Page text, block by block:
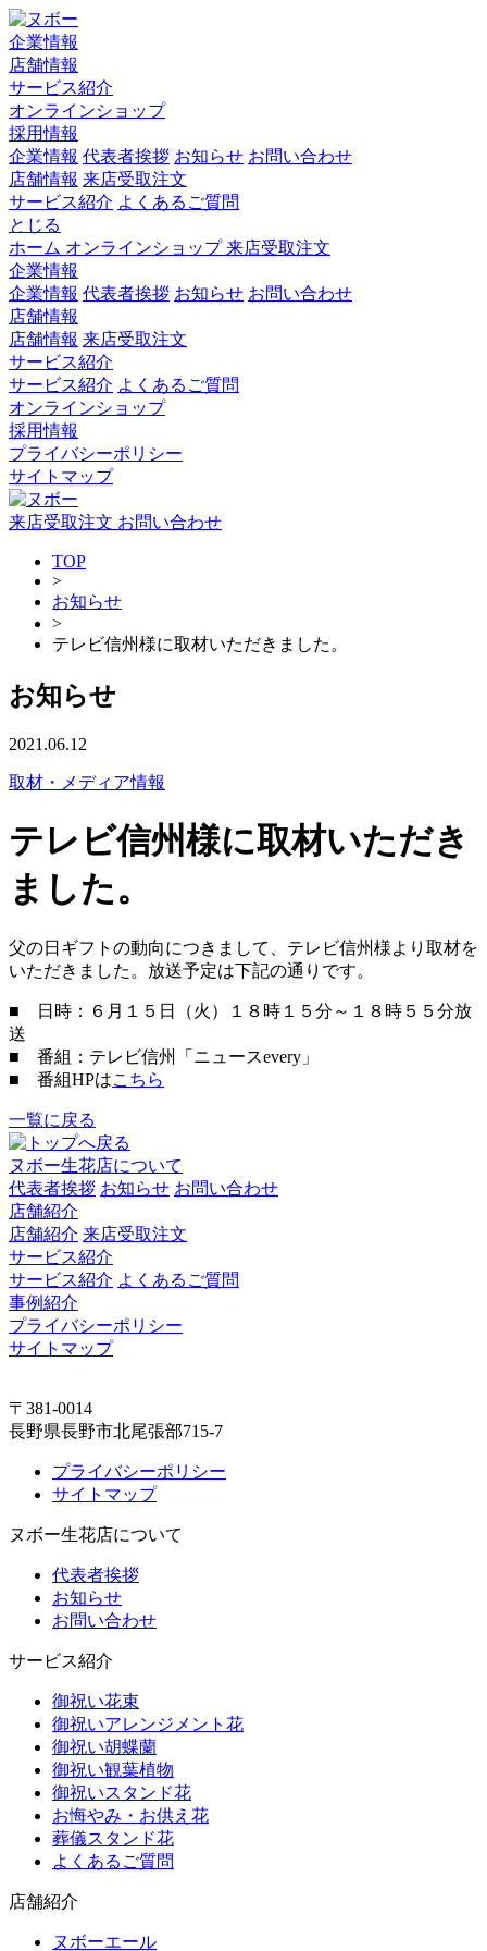
企業情報
店舗情報
サービス紹介
オンラインショップ
採用情報
企業情報 代表者挨拶 お知らせ お問い合わせ
店舗情報 来店受取注文
サービス紹介 よくあるご質問
とじる
ホーム オンラインショップ来店受取注文
企業情報
企業情報 代表者挨拶 お知らせ お問い合わせ
店舗情報
店舗情報 来店受取注文
サービス紹介
サービス紹介 よくあるご質問
オンラインショップ
採用情報
プライバシーポリシー
サイトマップ
来店受取注文 お問い合わせ
TOP
>
お知らせ
>
テレビ信州様に取材いただきました。
お知らせ
2021.06.12
取材・メディア情報
テレビ信州様に取材いただき
ました。
父の日ギフトの動向につきまして、テレビ信州様より取材を
いただきました。放送予定は下記の通りです。
■ 日時：６月１５日（火）１８時１５分～１８時５５分放
送
■ 番組：テレビ信州「ニュースevery」
■ 番組HPはこちら
一覧に戻る
ヌボー生花店について
代表者挨拶 お知らせ お問い合わせ
店舗紹介
店舗紹介 来店受取注文
サービス紹介
サービス紹介 よくあるご質問
事例紹介
プライバシーポリシー
サイトマップ
〒381-0014
長野県長野市北尾張部715-7
プライバシーポリシー
サイトマップ
ヌボー生花店について
代表者挨拶
お知らせ
お問い合わせ
サービス紹介
御祝い花束
御祝いアレンジメント花
御祝い胡蝶蘭
御祝い観葉植物
御祝いスタンド花
お悔やみ・お供え花
葬儀スタンド花
よくあるご質問
店舗紹介
ヌボーエール